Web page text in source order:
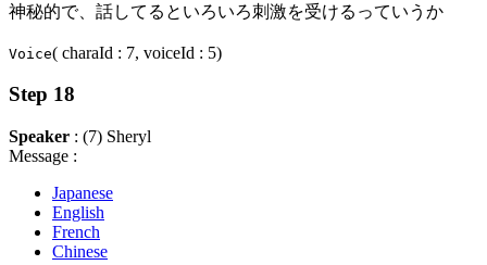
神秘的で、話してるといろいろ刺激を受けるっていうか
Voice( charaId : 7, voiceId : 5)
Step 18
Speaker : (7) Sheryl
Message :
Japanese
English
French
Chinese